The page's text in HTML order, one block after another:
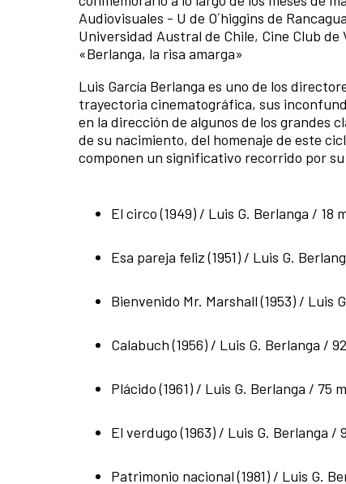
Audiovisuales - U de O´higgins de
Universidad Austral de Chile, Cine Club de
«Berlanga, la risa amarga»
Luis García Berlanga es uno de los
trayectoria cinematográfica, sus
en la dirección de algunos de los grandes
de su nacimiento, del homenaje de este
componen un significativo recorrido por
El circo (1949) / Luis G. Berlanga / 18
Esa pareja feliz (1951) / Luis G.
Bienvenido Mr. Marshall (1953) / Luis
Calabuch (1956) / Luis G. Berlanga /
Plácido (1961) / Luis G. Berlanga / 75
El verdugo (1963) / Luis G. Berlanga
Patrimonio nacional (1981) / Luis G.